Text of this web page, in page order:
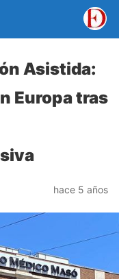
Asistida:
Europa tras
hace 5 años